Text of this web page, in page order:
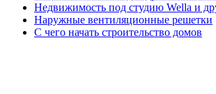
Недвижимость под студию Wella и
Наружные вентиляционные решетки
С чего начать строительство домов